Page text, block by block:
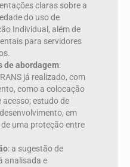
claras sobre a
do uso de
Individual, além de
para servidores
de abordagem:
já realizado, com
como a colocação
acesso; estudo de
em
uma proteção entre
: a sugestão de
analisada e